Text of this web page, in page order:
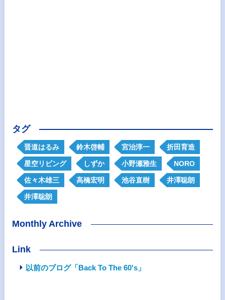
タグ
晋道はるみ 鈴木啓輔 宮治淳一 折田育造
星空リビング しずか 小野瀬雅生 NORO
佐々木雄三 高橋宏明 池谷直樹 井澤聡朗
井澤聡朗
Monthly Archive
Link
以前のブログ「Back To The 60's」